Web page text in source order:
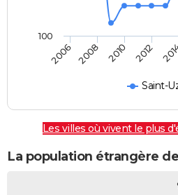
Saint-
2006 2008 2010 2012
100
Les villes où vivent le plus
La population étrangère